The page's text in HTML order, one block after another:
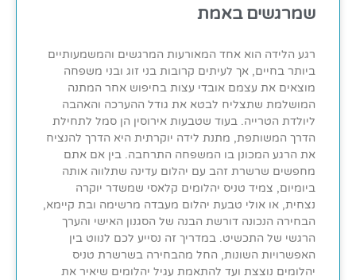
שמרגשים באמת
רגע הלידה הוא אחד המאורעות המרגשים והמשמעותיים
ביותר בחיים, אך לעיתים קרובות בני זוג ובני משפחה
מוצאים את עצמם אובדי עצות בחיפוש אחר המתנה
המושלמת שתצליח לבטא את גודל ההערכה והאהבה
ליולדת הטרייה. בעוד שטבעות אירוסין הן סמל לתחילת
הדרך המשותפת, מתנת לידה יוקרתית היא הדרך להנציח
את הרגע המכונן בו המשפחה התרחבה. בין אם אתם
מחפשים שרשרת זהב עם יהלום עדינה שתלווה אותה
ביומיום, צמיד טניס יהלומים קלאסי שמשדר יוקרה
נצחית, או אולי טבעת יהלום מעבדה מרשימה ובת קיימא,
הבחירה הנכונה דורשת הבנה של הסגנון האישי והערך
הרגשי של התכשיט. במדריך זה נסייע לכם לנווט בין
האפשרויות השונות, החל מהבחירה בשרשרת טניס
יהלומים נוצצת ועד להתאמת עגיל יהלומים שיאיר את